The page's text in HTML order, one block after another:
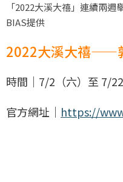
「2022大溪大禧」連續兩
BIAS提供
2022大溪大禧——
時間｜7/2（六）至 7/22
官方網址｜ https://